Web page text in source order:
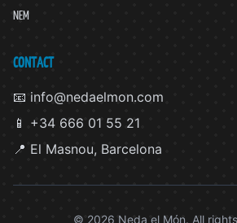
NEM
CONTACT
📧 info@nedaelmon.com
📱 +34 666 01 55 21
📍 El Masnou, Barcelona
© 2026 Neda el Món. All